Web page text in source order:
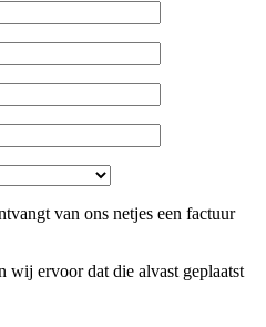
van ons netjes een factuur
wij ervoor dat die alvast geplaatst